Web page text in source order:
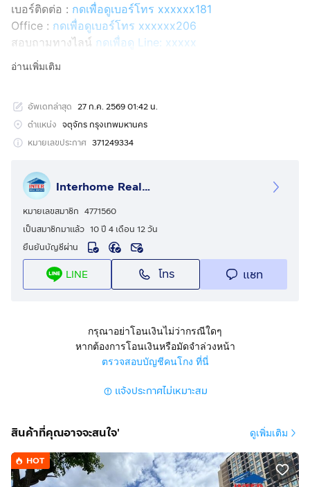
เบอร์ติดต่อ : กดเพื่อดูเบอร์โทร xxxxxx181
Office : กดเพื่อดูเบอร์โทร xxxxxx206
สอบถามทางไลน์ กดเพื่อดู Line: xxxxx
Line ID: @interhome
ขนาด 50 ตร.ว.
ที่ตั้ง : ที่ดิน + บ้าน ซอยพหลโยธิน26 ถ.พหลโยธิน เขต
รายละเอียด
ใกล้ตึกช้าง ใกล้เมเจอร์รัชโยธิน ใกล้ห้างเซ็นทรัลลาดพร้าว
ขายที่ดิน+บ้าน 2 ชั้น ซอยพหลโยธิน26 ถนนพหลโยธิน ถนน
รัชดาภิเษก แขวงจอมพล เขตจตุจักร กรุงเทพมหานคร
สูง 2 ชั้น 3 นอน 2 น้ำ 1 ครัว
เหมาะสร้างบ้านอยู่อาศัย
ทำเลดี สถานที่ใกล้เคียง :
ใกล้ตึกช้าง ใกล้เมเจอร์รัชโยธิน ใกล้ห้างเซ็นทรัลลาดพร้าว
อ่านเพิ่มเติม
อัพเดทล่าสุด 27 ก.ค. 2569 01:42 น.
ตำแหน่ง จตุจักร กรุงเทพมหานคร
หมายเลขประกาศ 371249334
Interhome Realty Estate
หมายเลขสมาชิก 4771560
เป็นสมาชิกมาแล้ว 10 ปี 4 เดือน 12 วัน
ยืนยันบัญชีผ่าน
LINE โทร แชท
กรุณาอย่าโอนเงินไม่ว่ากรณีใดๆ
หากต้องการโอนเงินหรือมัดจำล่วงหน้า
ตรวจสอบบัญชีคนโกง ที่นี่
แจ้งประกาศไม่เหมาะสม
สินค้าที่คุณอาจจะสนใจ' ดูเพิ่มเติม
HOT